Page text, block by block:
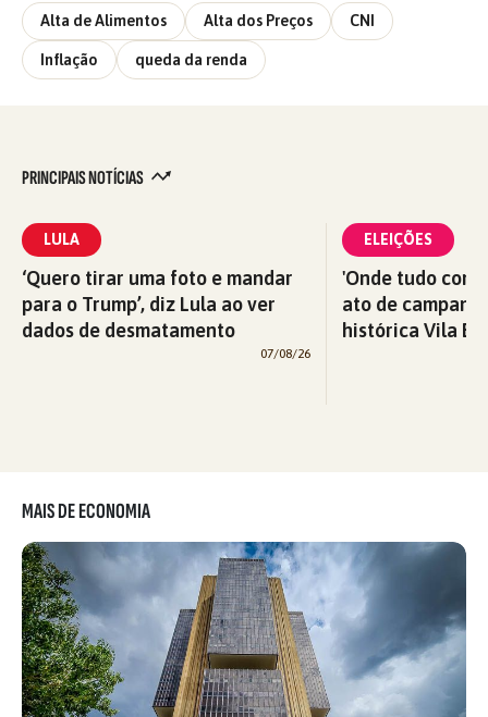
Alta de Alimentos Alta dos Preços CNI
Inflação queda da renda
PRINCIPAIS NOTÍCIAS
LULA
‘Quero tirar uma foto e mandar
para o Trump’, diz Lula ao ver
dados de desmatamento
07/08/26
ELEIÇÕES
'Onde tudo
ato de
histórica Vila
MAIS DE ECONOMIA